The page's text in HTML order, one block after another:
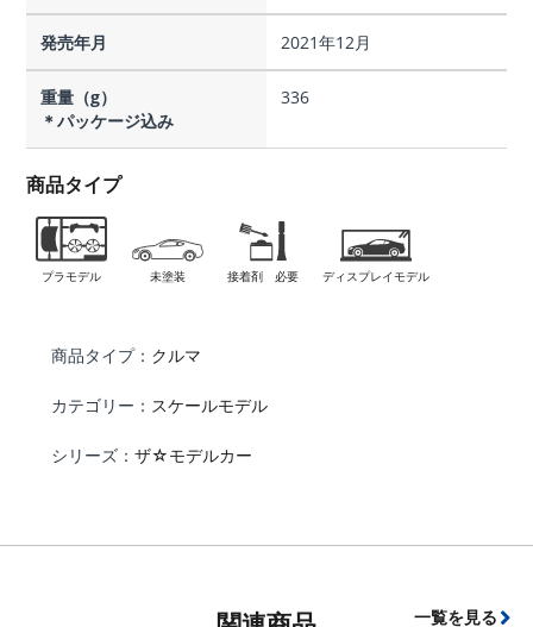
発売年月 2021年12月
重量（g）
＊パッケージ込み
336
商品タイプ
プラモデル 未塗装 接着剤 必要 ディスプレイモデル
商品タイプ： クルマ
カテゴリー： スケールモデル
シリーズ： ザ☆モデルカー
一覧を見る